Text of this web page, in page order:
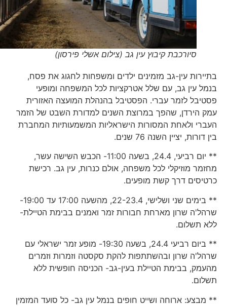
סיורכבת קיבוץ עין גב (צילום אשלי פירסון)
בתיירות עין-גב מזמינים ילדים ומשפחות לחגוג את פסח,
בנמל עין גב, עם שלל אטרקציות לכל המשפחה ומופעי
פסטיבל לזמר עברי. הפסטיבל בהנהלת המועצה האזורית
עמק הירדן, שהפך במרוצת השנים למדורת השבט של הזמר
העברי ולאחת המסורות הישראליות המשמעותיות המחברת
בין דורות, יציין השנה 76 שנים.
** יום רביעי, 24.4, בשעה 11:00- הכבש השישה עשר,
מחזמר מוזיקלי לכל משפחה, אולם כנרות, עין גב. רכישת
כרטיסים דרך קשת מופעים.
** בימים שני ושלישי, 22-23.4, מהשעה 17:00 עד 19:00-
שרהל'ה שרון מארחת חבורות זמר ואמנים בבימת הטיילת-
ללא תשלום.
** ביום רביעי 24.4, בשעה 19:30- מופע זמר ישראלי עם
שרהל'ה שרון ובהשתתפות להקת סקסטה וזמרות וזמרים
מהעמק, בבימת הטיילת בעין-גב- הכניסה חופשית ללא
תשלום.
** מבצע: ארוחה ושייט חופים בנמל עין גב- כל סועד המזמין